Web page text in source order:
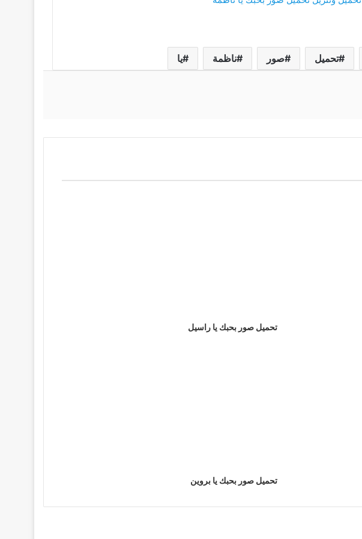
تحميل صور ناظمة يا
تحميل صور بحبك يا راسيل
تحميل صور بحبك يا بروين